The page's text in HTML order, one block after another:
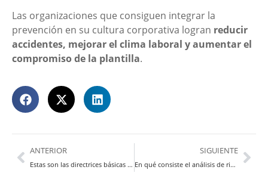
Las organizaciones que consiguen integrar la
prevención en su cultura corporativa logran reducir
accidentes, mejorar el clima laboral y aumentar el
compromiso de la plantilla.
ANTERIOR
Estas son las directrices básicas para la evaluación de riesgos laborales
SIGUIENTE
En qué consiste el análisis de riesgos del trabajo